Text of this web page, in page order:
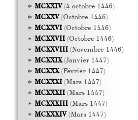
MCXXIV(4 octobre 1446)
MCXXV(Octobre 1446)
MCXXVI(Octobre 1446)
MCXXVII(Octobre 1446)
MCXXVIII(Novembre 1446)
MCXXIX(Janvier 1447)
MCXXX(Février 1447)
MCXXXI(Mars 1447)
MCXXXII(Mars 1447)
MCXXXIII(Mars 1447)
MCXXXIV(Mars 1447)